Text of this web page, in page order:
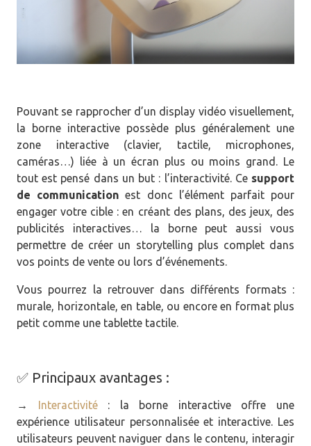
Pouvant se rapprocher d’un display vidéo visuellement,
la borne interactive possède plus généralement une
zone interactive (clavier, tactile, microphones,
caméras…) liée à un écran plus ou moins grand. Le
tout est pensé dans un but : l’interactivité. Ce support
de communication est donc l’élément parfait pour
engager votre cible : en créant des plans, des jeux, des
publicités interactives… la borne peut aussi vous
permettre de créer un storytelling plus complet dans
vos points de vente ou lors d’événements.
Vous pourrez la retrouver dans différents formats :
murale, horizontale, en table, ou encore en format plus
petit comme une tablette tactile.
✅ Principaux avantages :
→ Interactivité: la borne interactive offre une
expérience utilisateur personnalisée et interactive. Les
utilisateurs peuvent naviguer dans le contenu, interagir